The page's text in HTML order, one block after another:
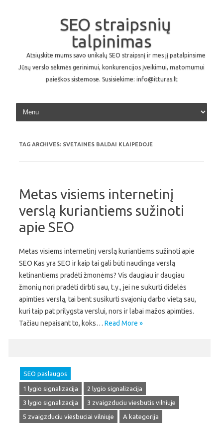
SEO straipsnių
talpinimas
Atsiųskite mums savo unikalų SEO straipsnį ir mes jį patalpinsime
Jūsų verslo sėkmės gerinimui, konkurencijos įveikimui, matomumui
paieškos sistemose. Susisiekime: info@itturas.lt
Skip to content
TAG ARCHIVES: SVETAINES BALDAI KLAIPEDOJE
Metas visiems internetinį
verslą kuriantiems sužinoti
apie SEO
Metas visiems internetinį verslą kuriantiems sužinoti apie
SEO Kas yra SEO ir kaip tai gali būti naudinga verslą
ketinantiems pradėti žmonėms? Vis daugiau ir daugiau
žmonių nori pradėti dirbti sau, t.y., jei ne sukurti didelės
apimties verslą, tai bent susikurti svajonių darbo vietą sau,
kuri taip pat prilygsta verslui, nors ir labai mažos apimties.
Tačiau nepaisant to, koks… Read More »
SEO paslaugos
1 lygio signalizacija
2 lygio signalizacija
3 lygio signalizacija
3 zvaigzduciu viesbutis vilniuje
5 zvaigzduciu viesbuciai vilniuje
A kategorija